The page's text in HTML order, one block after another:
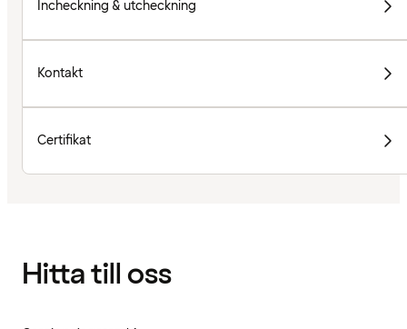
Incheckning & utcheckning
Kontakt
Certifikat
Hitta till oss